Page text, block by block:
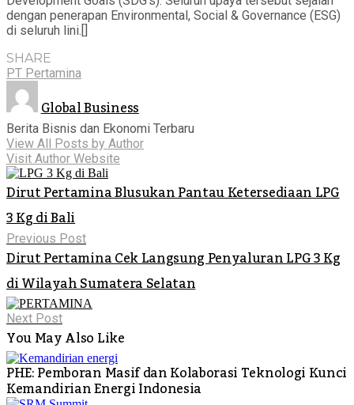
dengan penerapan Environmental, Social & Governance (ESG)
di seluruh lini.[]
SHARE
PT Pertamina
Global Business
Berita Bisnis dan Ekonomi Terbaru
View All Posts by Author
Visit Author Website
Dirut Pertamina Blusukan Pantau Ketersediaan LPG
3 Kg di Bali
Previous Post
Dirut Pertamina Cek Langsung Penyaluran LPG 3 Kg
di Wilayah Sumatera Selatan
Next Post
You May Also Like
PHE: Pemboran Masif dan Kolaborasi Teknologi Kunci
Kemandirian Energi Indonesia